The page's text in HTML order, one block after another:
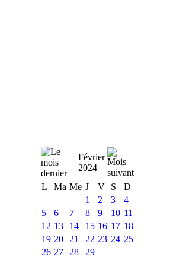
Février
2024
L
Ma Me J V S
D
1
2 3
4
5
6 7 8 9 10 11
12 13 14 15 16 17 18
19 20 21 22 23 24 25
26 27 28 29